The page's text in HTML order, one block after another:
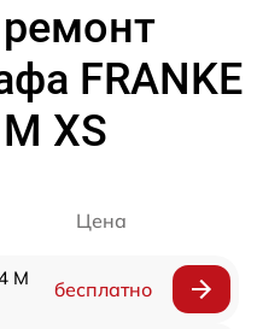
FRANKE
XS
Цена
M
бесплатно